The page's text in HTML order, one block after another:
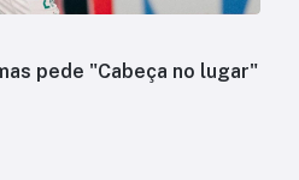
pede "Cabeça no lugar"